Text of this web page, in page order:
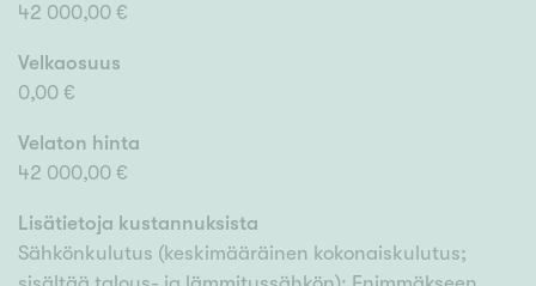
42 000,00 €
Velkaosuus
0,00 €
Velaton hinta
42 000,00 €
Lisätietoja kustannuksista
Sähkönkulutus (keskimääräinen kokonaiskulutus;